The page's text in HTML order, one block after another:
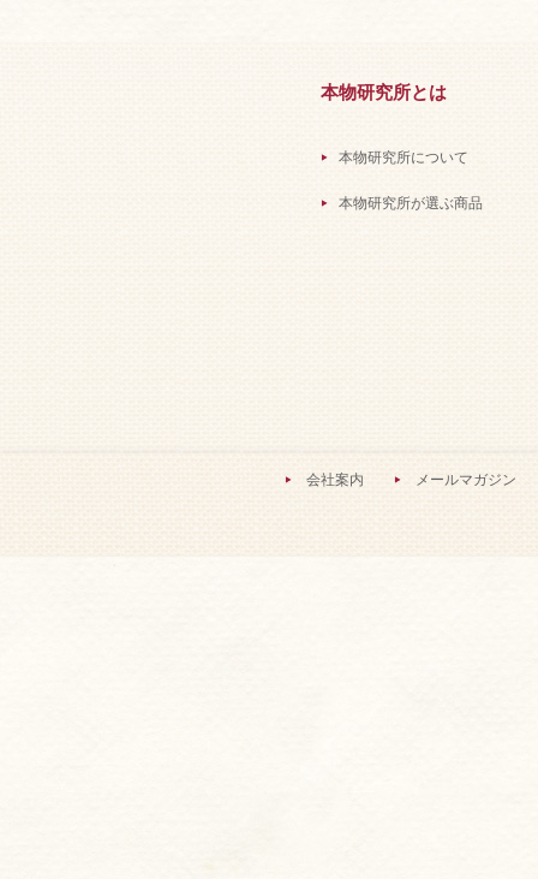
本物研究所とは
本物研究所について
本物研究所が選ぶ商品
会社案内 メールマガジン